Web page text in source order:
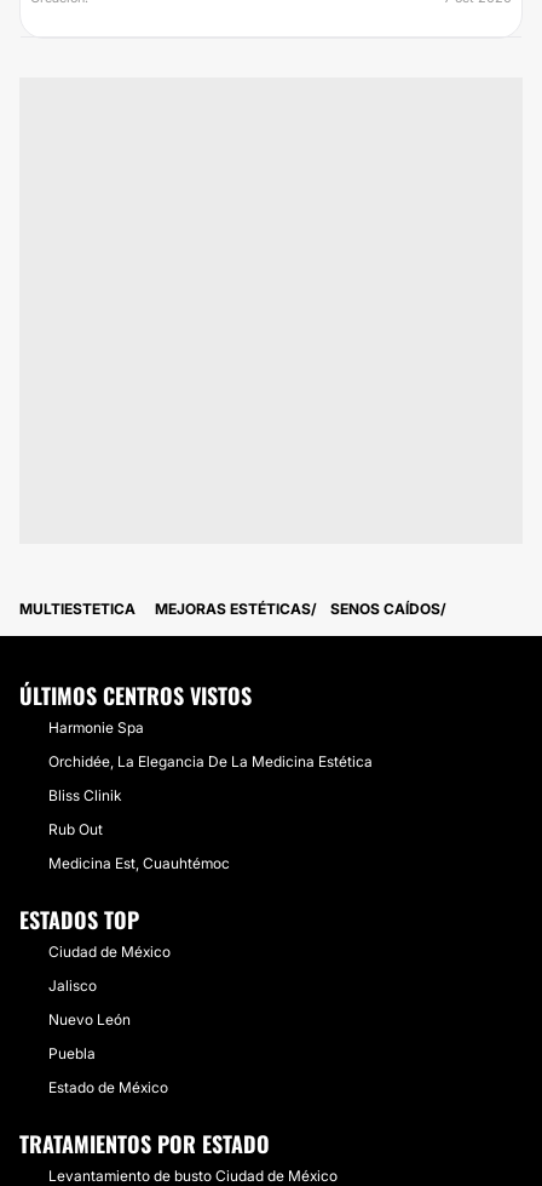
MULTIESTETICA MEJORAS ESTÉTICAS SENOS CAÍDOS
ÚLTIMOS CENTROS VISTOS
Harmonie Spa
Orchidée, La Elegancia De La Medicina Estética
Bliss Clinik
Rub Out
Medicina Est, Cuauhtémoc
ESTADOS TOP
Ciudad de México
Jalisco
Nuevo León
Puebla
Estado de México
TRATAMIENTOS POR ESTADO
Levantamiento de busto Ciudad de México